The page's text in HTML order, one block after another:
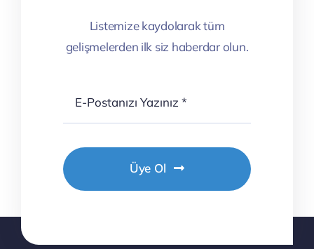
Listemize kaydolarak tüm
gelişmelerden ilk siz haberdar olun.
Üye Ol